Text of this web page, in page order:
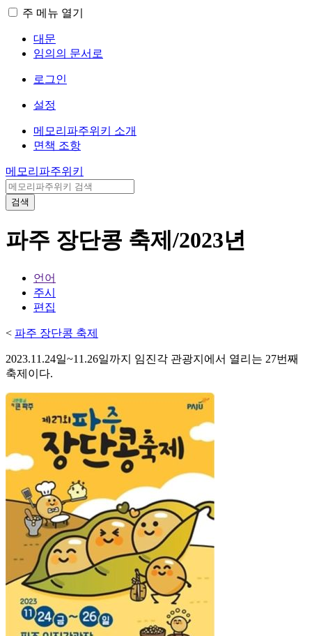
주 메뉴 열기
대문
임의의 문서로
로그인
설정
메모리파주위키 소개
면책 조항
메모리파주위키
검색
파주 장단콩 축제/2023년
언어
주시
편집
< 파주 장단콩 축제
2023.11.24일~11.26일까지 임진각 관광지에서 열리는 27번째
축제이다.